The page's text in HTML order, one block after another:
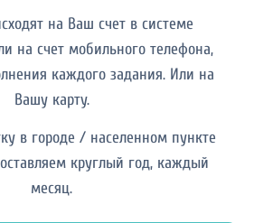
на Ваш счет в системе
на счет мобильного телефона,
каждого задания. Или на
Вашу карту.
в городе / населенном пункте
круглый год, каждый
месяц.